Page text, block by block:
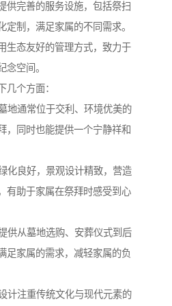
供完善的服务设施，包括祭扫
定制，满足家属的不同需求。
生态友好的管理方式，致力于
念空间。
几个方面：
地通常位于交利、环境优美的
，同时也能提供一个宁静祥和
化良好，景观设计精致，营造
有助于家属在祭拜时感受到心
供从墓地选购、安葬仪式到后
足家属的需求，减轻家属的负
计注重传统文化与现代元素的